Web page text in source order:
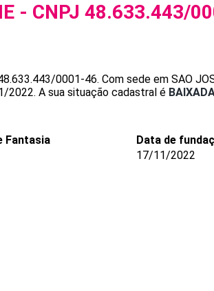
- CNPJ 48.633.443/
0001-46. Com sede em SAO
2022. A sua situação cadastral é
Fantasia
Data de
17/11/2022